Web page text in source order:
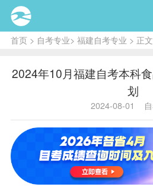
首页> 自考专业> 福建自考专业 > 正文
2024年10月福建自考本科
划
2024-08-01